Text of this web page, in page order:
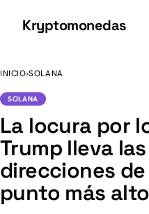
Kryptomonedas
INICIO›SOLANA
SOLANA
La locura por
Trump lleva
direcciones
punto más